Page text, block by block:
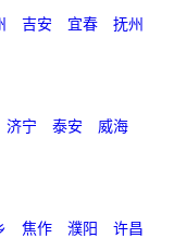
吉安 宜春
抚州
济宁 泰安
威海
焦作 濮阳
许昌